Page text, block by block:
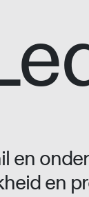
en
en